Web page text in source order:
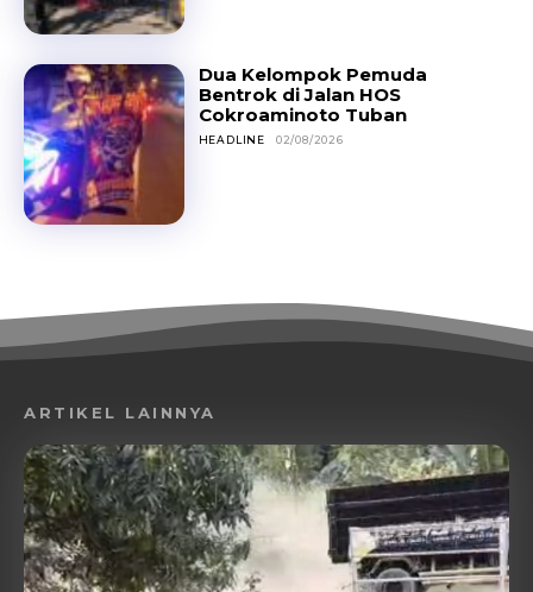
Dua Kelompok Pemuda
Bentrok di Jalan HOS
Cokroaminoto Tuban
HEADLINE 02/08/2026
ARTIKEL LAINNYA